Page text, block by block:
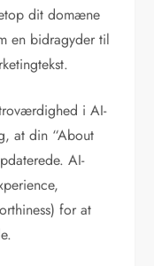
dit domæne
en bidragyder til
i AI-
at din “About
AI-
for at